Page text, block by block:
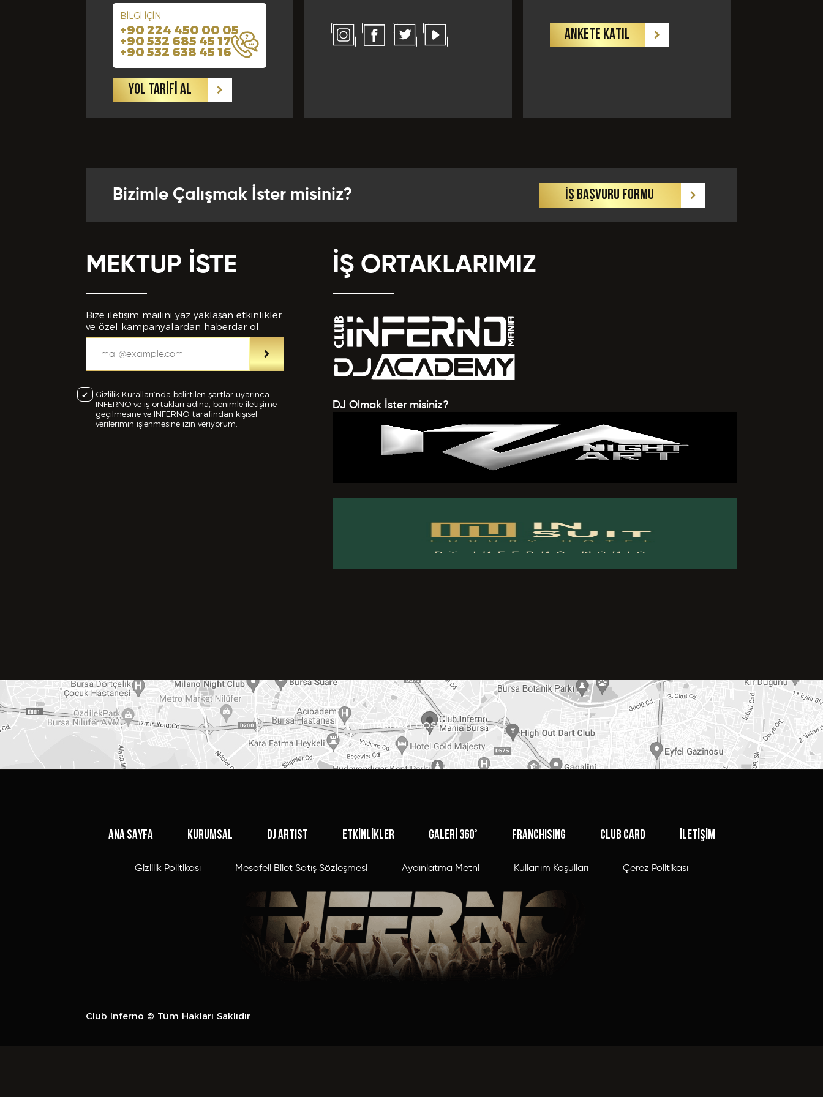
BİLGİ İÇİN
+90 224 450 00 05
+90 532 685 45 17
+90 532 638 45 16
YOL TARİFİ AL
ANKETE KATIL
Bizimle Çalışmak İster misiniz? İŞ BAŞVURU FORMU
MEKTUP İSTE
Bize iletişim mailini yaz yaklaşan etkinlikler
ve özel kampanyalardan haberdar ol.
Gizlilik Kuralları’nda belirtilen şartlar uyarınca
INFERNO ve iş ortakları adına, benimle iletişime
geçilmesine ve INFERNO tarafından kişisel
verilerimin işlenmesine izin veriyorum.
İŞ ORTAKLARIMIZ
DJ Olmak İster misiniz?
HARİTAYI GÖSTER
ANA SAYFA KURUMSAL DJ ARTIST ETKİNLİKLER GALERİ 360° FRANCHISING CLUB CARD İLETİŞİM
Gizlilik Politikası Mesafeli Bilet Satış Sözleşmesi Aydınlatma Metni Kullanım Koşulları Çerez Politikası
Club Inferno © Tüm Hakları Saklıdır
Yabancı Dil * Yabancı Dil Seviyesi *
Eklemek İstedikleriniz *
Bu Formda verilen bütün bilgilerin yanlışsız ve eksiksiz olarak tarafımdan
BAŞVURUMUGÖNDER
Bize Kaç Yıldız Verirdiniz?